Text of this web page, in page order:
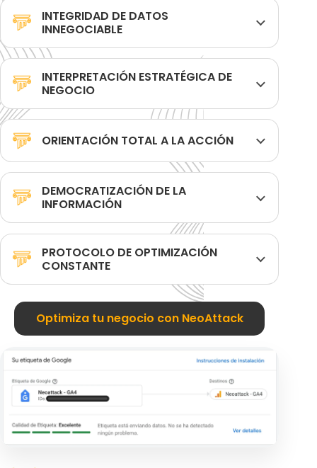
INTEGRIDAD DE DATOS
INNEGOCIABLE
INTERPRETACIÓN ESTRATÉGICA DE
NEGOCIO
ORIENTACIÓN TOTAL A LA ACCIÓN
DEMOCRATIZACIÓN DE LA
INFORMACIÓN
PROTOCOLO DE OPTIMIZACIÓN
CONSTANTE
Optimiza tu negocio con NeoAttack